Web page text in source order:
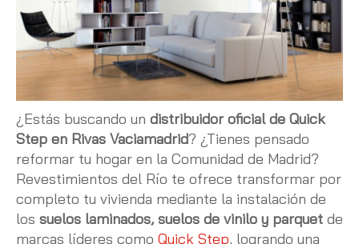
¿Estás buscando un distribuidor oficial de Quick
Step en Rivas Vaciamadrid? ¿Tienes pensado
reformar tu hogar en la Comunidad de Madrid?
Revestimientos del Río te ofrece transformar por
completo tu vivienda mediante la instalación de
los suelos laminados, suelos de vinilo y parquet de
marcas líderes como Quick Step, logrando una